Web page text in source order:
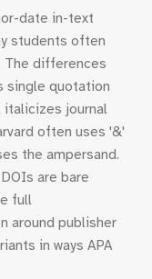
date in-text
students often
The differences
single quotation
italicizes journal
often uses '&'
the ampersand.
are bare
full
around publisher
in ways APA